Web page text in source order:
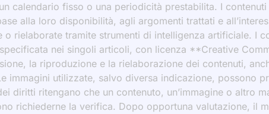
calendario fisso o una periodicità prestabilita. I
alla loro disponibilità, agli argomenti trattati e
rielaborate tramite strumenti di intelligenza artificiale. I
nei singoli articoli, con licenza **Creative
la riproduzione e la rielaborazione dei contenuti,
immagini utilizzate, salvo diversa indicazione, possono
diritti ritengano che un contenuto, un’immagine o altro
richiederne la verifica. Dopo opportuna valutazione, il